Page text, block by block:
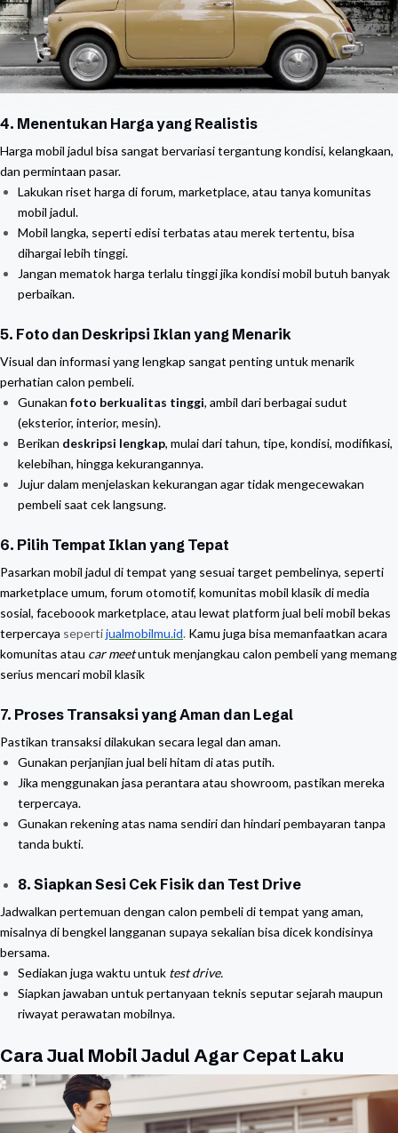
4. Menentukan Harga yang Realistis
Harga mobil jadul bisa sangat bervariasi tergantung kondisi, kelangkaan,
dan permintaan pasar.
Lakukan riset harga di forum, marketplace, atau tanya komunitas
mobil jadul.
Mobil langka, seperti edisi terbatas atau merek tertentu, bisa
dihargai lebih tinggi.
Jangan mematok harga terlalu tinggi jika kondisi mobil butuh banyak
perbaikan.
5. Foto dan Deskripsi Iklan yang Menarik
Visual dan informasi yang lengkap sangat penting untuk menarik
perhatian calon pembeli.
Gunakan foto berkualitas tinggi, ambil dari berbagai sudut
(eksterior, interior, mesin).
Berikan deskripsi lengkap, mulai dari tahun, tipe, kondisi, modifikasi,
kelebihan, hingga kekurangannya.
Jujur dalam menjelaskan kekurangan agar tidak mengecewakan
pembeli saat cek langsung.
6. Pilih Tempat Iklan yang Tepat
Pasarkan mobil jadul di tempat yang sesuai target pembelinya, seperti
marketplace umum, forum otomotif, komunitas mobil klasik di media
sosial, faceboook marketplace, atau lewat platform jual beli mobil bekas
terpercaya sepertijualmobilmu.id. Kamu juga bisa memanfaatkan acara
komunitas atau car meetuntuk menjangkau calon pembeli yang memang
serius mencari mobil klasik
7. Proses Transaksi yang Aman dan Legal
Pastikan transaksi dilakukan secara legal dan aman.
Gunakan perjanjian jual beli hitam di atas putih.
Jika menggunakan jasa perantara atau showroom, pastikan mereka
terpercaya.
Gunakan rekening atas nama sendiri dan hindari pembayaran tanpa
tanda bukti.
8. Siapkan Sesi Cek Fisik dan Test Drive
Jadwalkan pertemuan dengan calon pembeli di tempat yang aman,
misalnya di bengkel langganan supaya sekalian bisa dicek kondisinya
bersama.
Sediakan juga waktu untuk test drive.
Siapkan jawaban untuk pertanyaan teknis seputar sejarah maupun
riwayat perawatan mobilnya.
Cara Jual Mobil Jadul Agar Cepat Laku